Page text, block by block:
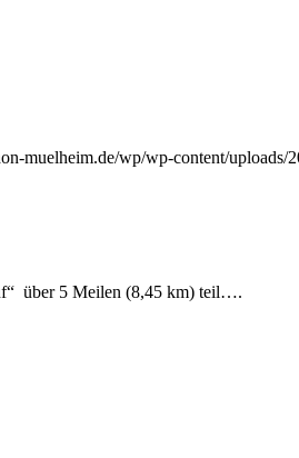
muelheim.de/wp/wp-content/
über 5 Meilen (8,45 km) teil….